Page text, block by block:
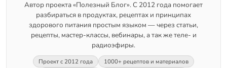
Автор проекта «Полезный Блог». С 2012 года помогает
разбираться в продуктах, рецептах и принципах
здорового питания простым языком — через статьи,
рецепты, мастер-классы, вебинары, а так же теле- и
радиоэфиры.
Проект с 2012 года
1000+ рецептов и материалов